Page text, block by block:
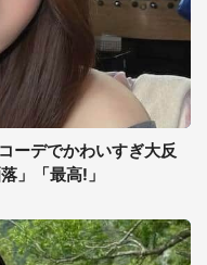
ーデでかわいすぎ大反
」「最高!」